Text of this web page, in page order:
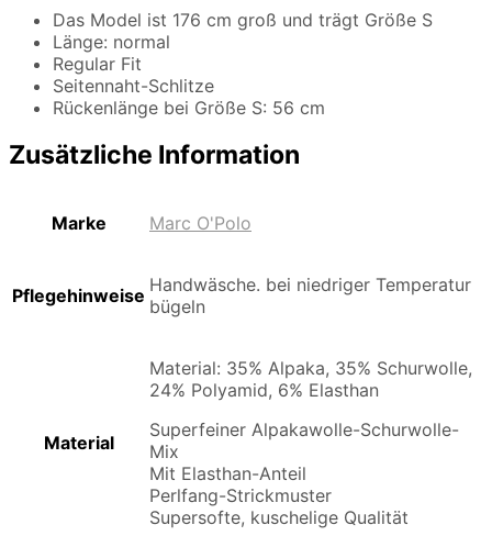
Das Model ist 176 cm groß und trägt Größe S
Länge: normal
Regular Fit
Seitennaht-Schlitze
Rückenlänge bei Größe S: 56 cm
Zusätzliche Information
Marke Marc O'Polo
Pflegehinweise Handwäsche. bei niedriger Temperatur
bügeln
Material
Material: 35% Alpaka, 35% Schurwolle,
24% Polyamid, 6% Elasthan
Superfeiner Alpakawolle-Schurwolle-
Mix
Mit Elasthan-Anteil
Perlfang-Strickmuster
Supersofte, kuschelige Qualität